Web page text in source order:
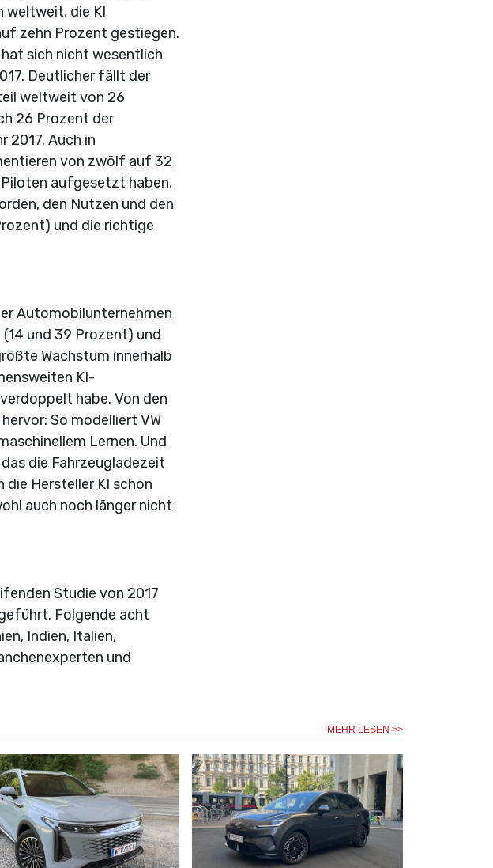
weltweit, die KI
zehn Prozent gestiegen.
sich nicht wesentlich
Deutlicher fällt der
weltweit von 26
26 Prozent der
2017. Auch in
von zwölf auf 32
Piloten aufgesetzt haben,
den Nutzen und den
und die richtige
Automobilunternehmen
und 39 Prozent) und
Wachstum innerhalb
KI-
habe. Von den
So modelliert VW
Lernen. Und
die Fahrzeugladezeit
die Hersteller KI schon
auch noch länger nicht
Studie von 2017
Folgende acht
Indien, Italien,
und
MEHR LESEN >>